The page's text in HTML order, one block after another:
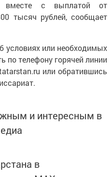
вместе с выплатой от
тысяч рублей, сообщает
или необходимых
по телефону горячей линии
или обратившись
и интересным в
в